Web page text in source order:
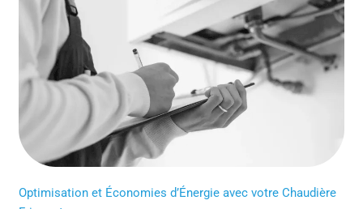
Optimisation et Économies d’Énergie avec votre Chaudière